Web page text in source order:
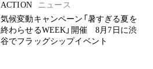
ACTION
ニュース
気候変動キャンペーン「暑すぎる夏を
終わらせるWEEK」開催 8月7日に渋
谷でフラッグシップイベント